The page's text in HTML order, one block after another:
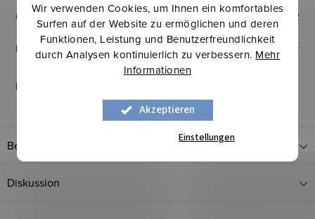
Wir verwenden Cookies, um Ihnen ein komfortables
Surfen auf der Website zu ermöglichen und deren
Funktionen, Leistung und Benutzerfreundlichkeit
durch Analysen kontinuierlich zu verbessern. Mehr
Informationen
Akzeptieren
Einstellungen
Gewicht : 330 g/m2
Herkunftsland Europäischer Hersteller
Pflegehinweise
Bewertung
Diskussion